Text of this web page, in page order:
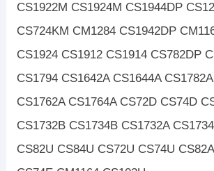
CS1922M CS1924M CS1944DP
CS724KM CM1284 CS1942DP
CS1924 CS1912 CS1914 CS782DP
CS1794 CS1642A CS1644A
CS1762A CS1764A CS72D CS74D
CS1732B CS1734B CS1732A
CS82U CS84U CS72U CS74U